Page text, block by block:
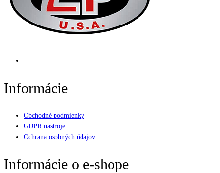
Informácie
Obchodné podmienky
GDPR nástroje
Ochrana osobných údajov
Informácie o e-shope